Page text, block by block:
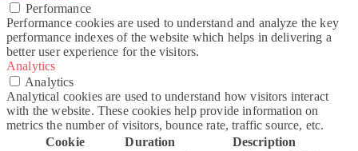
Performance
Performance cookies are used to understand and analyze the key
performance indexes of the website which helps in delivering a
better user experience for the visitors.
Analytics
Analytics
Analytical cookies are used to understand how visitors interact
with the website. These cookies help provide information on
metrics the number of visitors, bounce rate, traffic source, etc.
Cookie
Duration Description